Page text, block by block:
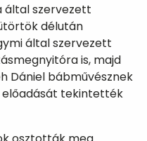
által szervezett
délután
által szervezett
is, majd
Dániel bábművésznek
előadását tekintették